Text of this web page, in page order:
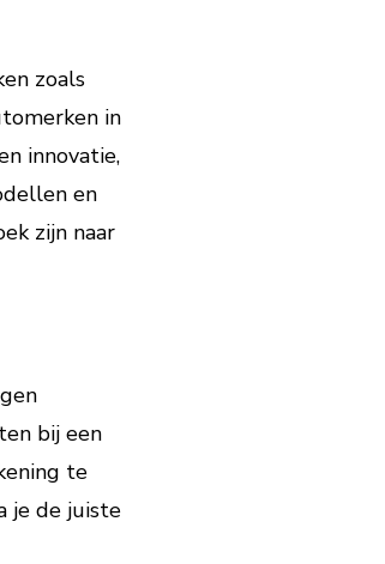
zoals
in
innovatie,
en
zijn naar
bij een
te
je de juiste